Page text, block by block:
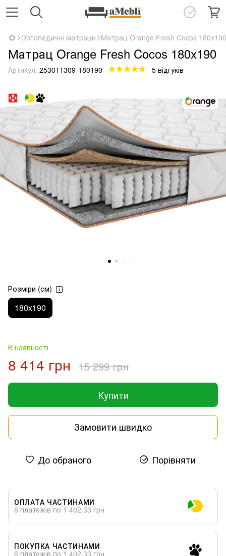
Ортопедичні матраци Матрац Orange Fresh Cocos 180x190
Матрац Orange Fresh Cocos 180x190
Артикул: 253011309-180190 5 відгуків
Розміри (см)
180x190
В наявності
8 414 грн 15 299 грн
Купити
Замовити швидко
До обраного Порівняти
ОПЛАТА ЧАСТИНАМИ
6 платежів по 1 402.33 грн
ПОКУПКА ЧАСТИНАМИ
6 платежів по 1 402.33 грн